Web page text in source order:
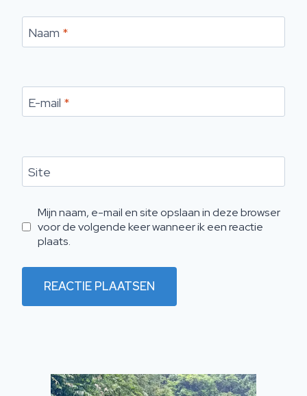
Naam *
E-mail *
Site
Mijn naam, e-mail en site opslaan in deze browser
voor de volgende keer wanneer ik een reactie
plaats.